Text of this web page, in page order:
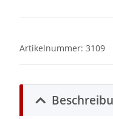
Artikelnummer: 3109